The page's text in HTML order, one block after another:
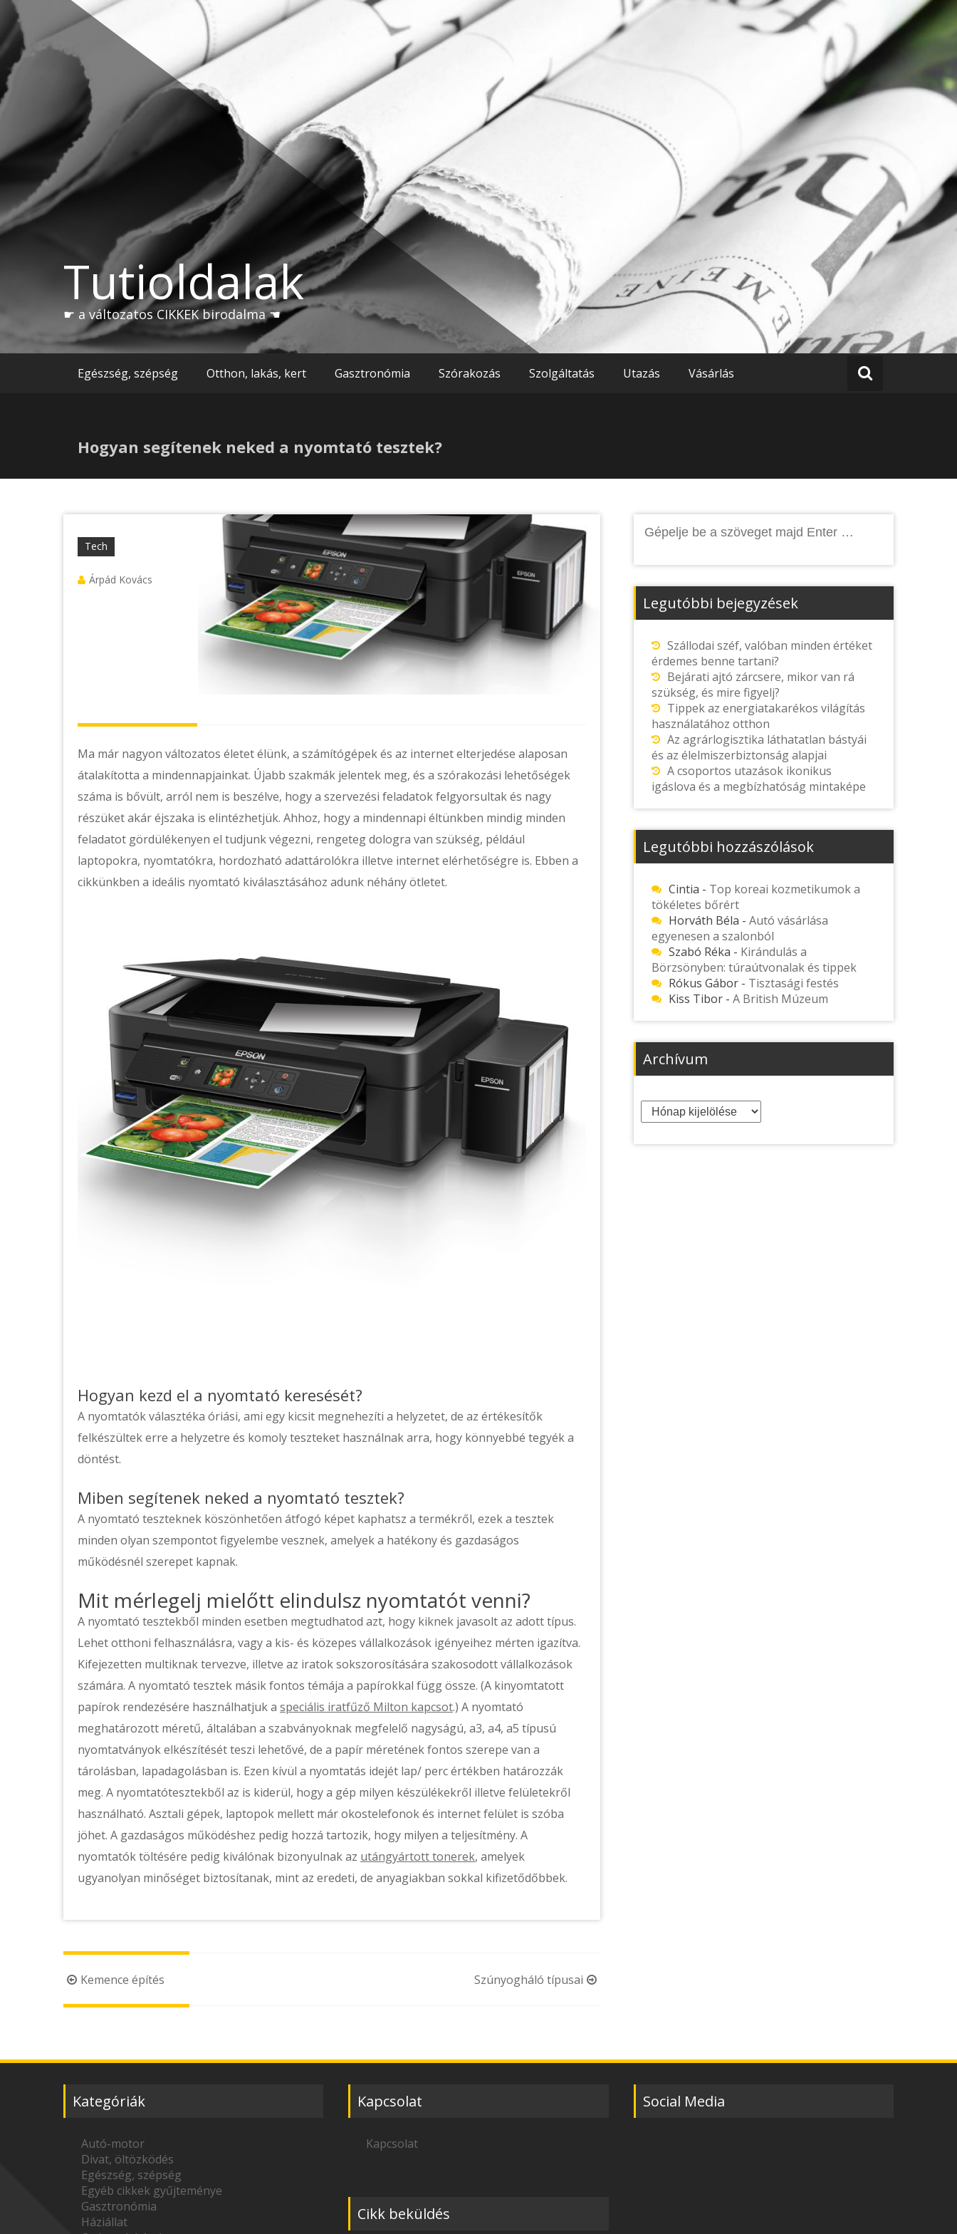
Skip
content
Tutioldalak
☛ a változatos CIKKEK birodalma ☚
Egészség, szépség Otthon, lakás, kert Gasztronómia Szórakozás Szolgáltatás Utazás Vásárlás
Hogyan segítenek neked a nyomtató tesztek?
Tech
Árpád Kovács
Ma már nagyon változatos életet élünk, a számítógépek és az internet elterjedése alaposan
átalakította a mindennapjainkat. Újabb szakmák jelentek meg, és a szórakozási lehetőségek
száma is bővült, arról nem is beszélve, hogy a szervezési feladatok felgyorsultak és nagy
részüket akár éjszaka is elintézhetjük. Ahhoz, hogy a mindennapi éltünkben mindig minden
feladatot gördülékenyen el tudjunk végezni, rengeteg dologra van szükség, például
laptopokra, nyomtatókra, hordozható adattárolókra illetve internet elérhetőségre is. Ebben a
cikkünkben a ideális nyomtató kiválasztásához adunk néhány ötletet.
Hogyan kezd el a nyomtató keresését?
A nyomtatók választéka óriási, ami egy kicsit megnehezíti a helyzetet, de az értékesítők
felkészültek erre a helyzetre és komoly teszteket használnak arra, hogy könnyebbé tegyék a
döntést.
Miben segítenek neked a nyomtató tesztek?
A nyomtató teszteknek köszönhetően átfogó képet kaphatsz a termékről, ezek a tesztek
minden olyan szempontot figyelembe vesznek, amelyek a hatékony és gazdaságos
működésnél szerepet kapnak.
Mit mérlegelj mielőtt elindulsz nyomtatót venni?
A nyomtató tesztekből minden esetben megtudhatod azt, hogy kiknek javasolt az adott típus.
Lehet otthoni felhasználásra, vagy a kis- és közepes vállalkozások igényeihez mérten igazítva.
Kifejezetten multiknak tervezve, illetve az iratok sokszorosítására szakosodott vállalkozások
számára. A nyomtató tesztek másik fontos témája a papírokkal függ össze. (A kinyomtatott
papírok rendezésére használhatjuk a speciális iratfűző Milton kapcsot.) A nyomtató
meghatározott méretű, általában a szabványoknak megfelelő nagyságú, a3, a4, a5 típusú
nyomtatványok elkészítését teszi lehetővé, de a papír méretének fontos szerepe van a
tárolásban, lapadagolásban is. Ezen kívül a nyomtatás idejét lap/ perc értékben határozzák
meg. A nyomtatótesztekből az is kiderül, hogy a gép milyen készülékekről illetve felületekről
használható. Asztali gépek, laptopok mellett már okostelefonok és internet felület is szóba
jöhet. A gazdaságos működéshez pedig hozzá tartozik, hogy milyen a teljesítmény. A
nyomtatók töltésére pedig kiválónak bizonyulnak az utángyártott tonerek, amelyek
ugyanolyan minőséget biztosítanak, mint az eredeti, de anyagiakban sokkal kifizetődőbbek.
Post
navigation
Kemence építés Szúnyogháló típusai
Legutóbbi bejegyzések
Szállodai széf, valóban minden értéket
érdemes benne tartani?
Bejárati ajtó zárcsere, mikor van rá
szükség, és mire figyelj?
Tippek az energiatakarékos világítás
használatához otthon
Az agrárlogisztika láthatatlan bástyái
és az élelmiszerbiztonság alapjai
A csoportos utazások ikonikus
igáslova és a megbízhatóság mintaképe
Legutóbbi hozzászólások
Cintia - Top koreai kozmetikumok a
tökéletes bőrért
Horváth Béla - Autó vásárlása
egyenesen a szalonból
Szabó Réka - Kirándulás a
Börzsönyben: túraútvonalak és tippek
Rókus Gábor- Tisztasági festés
Kiss Tibor- A British Múzeum
Archívum
Archívum
Kategóriák
Autó-motor
Divat, öltözködés
Egészség, szépség
Egyéb cikkek gyűjteménye
Gasztronómia
Háziállat
Kapcsolat
Kapcsolat
Cikk beküldés
Social Media